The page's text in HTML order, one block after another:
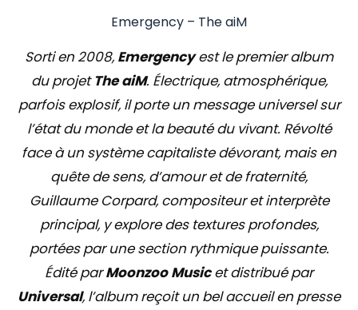
Emergency – The aiM
Sorti en 2008, Emergencyest le premier album
du projet The aiM. Électrique, atmosphérique,
parfois explosif, il porte un message universel sur
l’état du monde et la beauté du vivant. Révolté
face à un système capitaliste dévorant, mais en
quête de sens, d’amour et de fraternité,
Guillaume Corpard, compositeur et interprète
principal, y explore des textures profondes,
portées par une section rythmique puissante.
Édité parMoonzoo Musicet distribué par
Universal, l’album reçoit un bel accueil en presse